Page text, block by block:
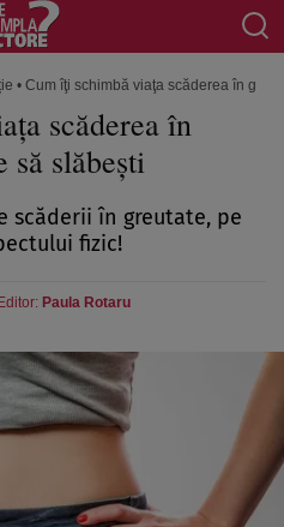
• Cum îţi schimbă viaţa scăderea în
scăderea în
să slăbeşti
scăderii în greutate, pe
fizic!
Paula Rotaru